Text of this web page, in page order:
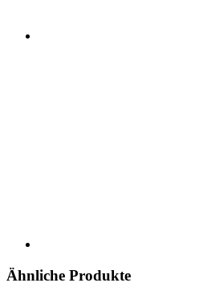
Ähnliche Produkte